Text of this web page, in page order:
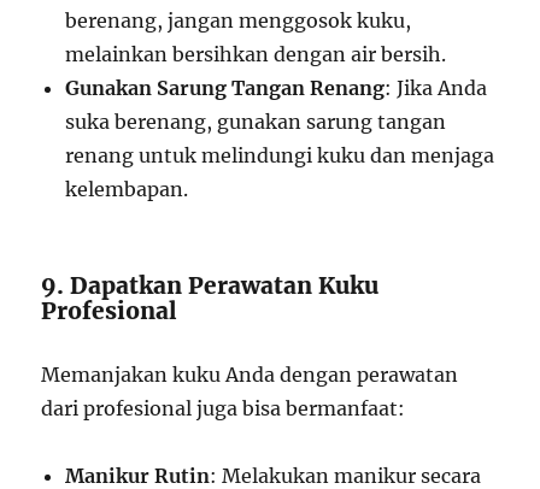
berenang, jangan menggosok kuku,
melainkan bersihkan dengan air bersih.
Gunakan Sarung Tangan Renang: Jika Anda
suka berenang, gunakan sarung tangan
renang untuk melindungi kuku dan menjaga
kelembapan.
9. Dapatkan Perawatan Kuku
Profesional
Memanjakan kuku Anda dengan perawatan
dari profesional juga bisa bermanfaat:
Manikur Rutin: Melakukan manikur secara